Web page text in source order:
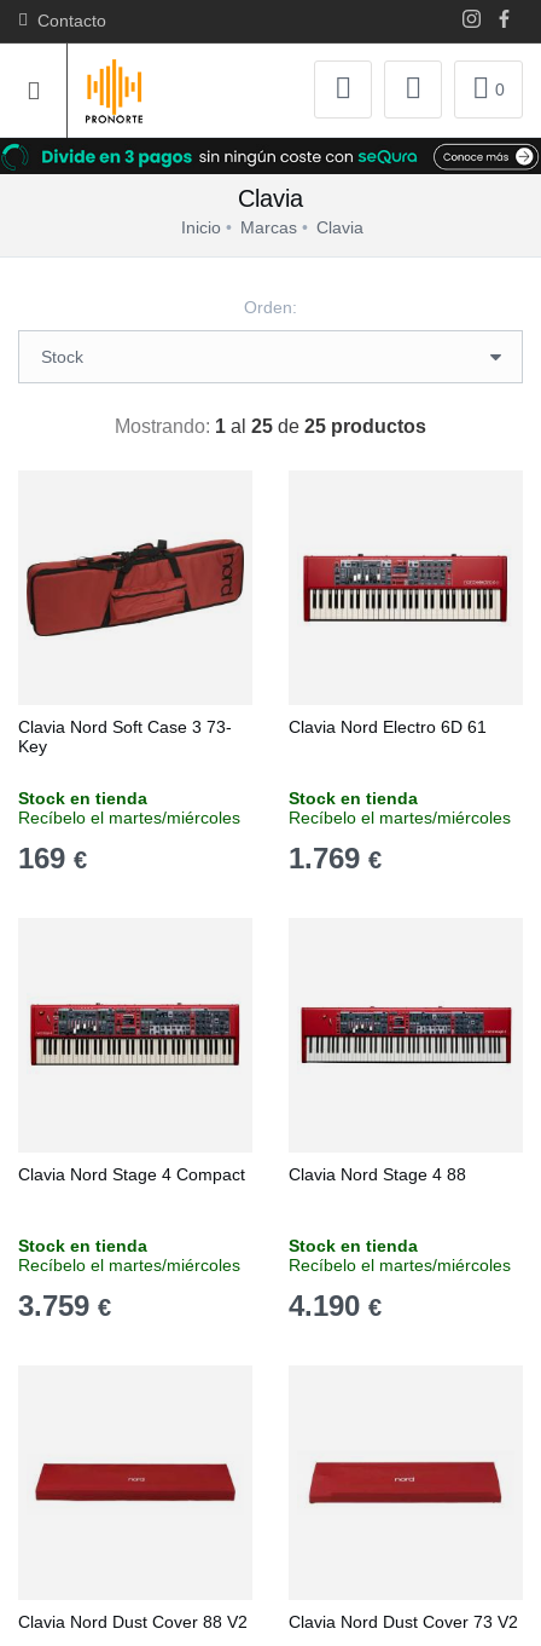
Contacto
0
Clavia
Inicio Marcas Clavia
Orden:
Mostrando: 1 al 25 de 25 productos
Clavia Nord Soft Case 3 73-
Key
Stock en tienda
Recíbelo el martes/miércoles
169 €
Clavia Nord Electro 6D 61
Stock en tienda
Recíbelo el martes/miércoles
1.769 €
Clavia Nord Stage 4 Compact
Stock en tienda
Recíbelo el martes/miércoles
3.759 €
Clavia Nord Stage 4 88
Stock en tienda
Recíbelo el martes/miércoles
4.190 €
Clavia Nord Dust Cover 88 V2 Clavia Nord Dust Cover 73 V2